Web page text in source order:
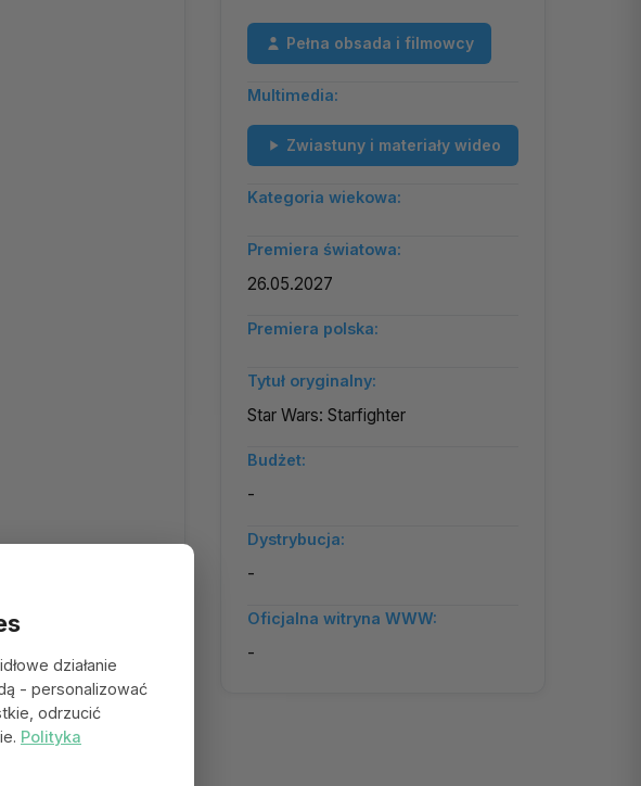
Pełna obsada i filmowcy
Multimedia:
Zwiastuny i materiały wideo
Kategoria wiekowa:
Premiera światowa:
26.05.2027
Premiera polska:
Tytuł oryginalny:
Star Wars: Starfighter
Budżet:
-
Dystrybucja:
-
Oficjalna witryna WWW:
-
działanie
- personalizować
odrzucić
Polityka